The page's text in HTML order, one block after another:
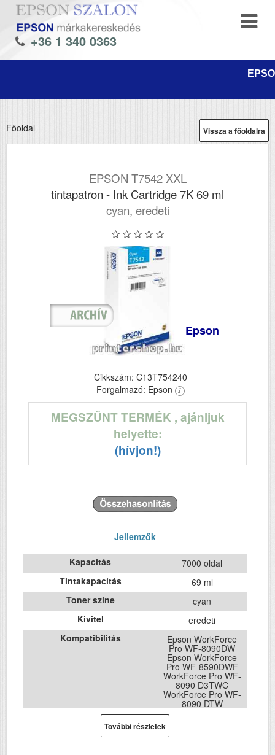
+36 1 340 0363
Vissza a főoldalra
Főoldal
EPSON T7542 XXL
tintapatron - Ink Cartridge 7K 69 ml
cyan, eredeti
Epson
Cikkszám: C13T754240
Forgalmazó: Epson
MEGSZŰNT TERMÉK , ajánljuk
helyette:
(hívjon!)
Jellemzők
Kapacitás
7000 oldal
Tintakapacítás
69 ml
Toner szine
cyan
Kivitel
eredeti
Kompatibilitás
Epson WorkForce
Pro WF-8090DW
Epson WorkForce
Pro WF-8590DWF
WorkForce Pro WF-
8090 D3TWC
WorkForce Pro WF-
8090 DTW
WorkForce Pro WF-
WorkForce Pro WF-
További részletek